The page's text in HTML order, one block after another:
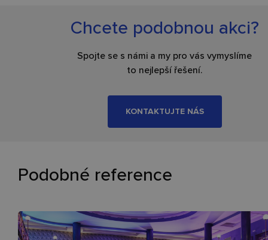
Chcete podobnou akci?
Spojte se s námi a my pro vás vymyslíme
to nejlepší řešení.
KONTAKTUJTE NÁS
Podobné reference